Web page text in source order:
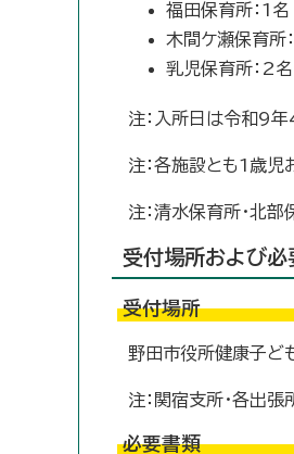
福田保育所：1名
木間ケ瀬保育所
乳児保育所：2名
注：入所日は令和9
注：各施設とも1歳
注：清水保育所・北
受付場所および必
受付場所
野田市役所健康子ど
注：関宿支所・各出
必要書類